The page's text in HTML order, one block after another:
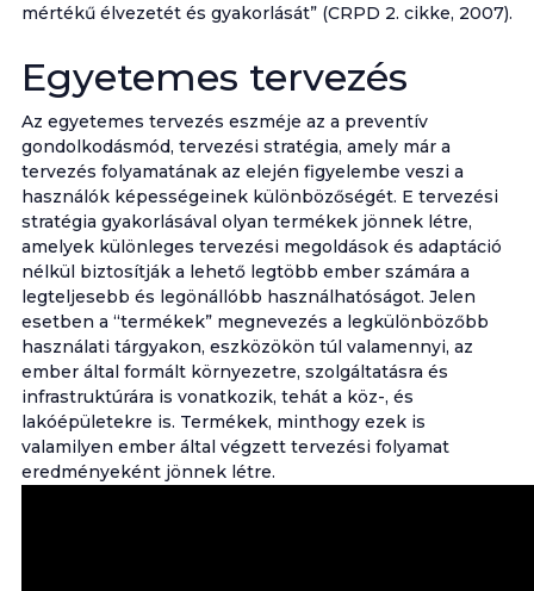
mértékű élvezetét és gyakorlását” (CRPD 2. cikke, 2007).
Egyetemes tervezés
Az egyetemes tervezés eszméje az a preventív
gondolkodásmód, tervezési stratégia, amely már a
tervezés folyamatának az elején figyelembe veszi a
használók képességeinek különbözőségét. E tervezési
stratégia gyakorlásával olyan termékek jönnek létre,
amelyek különleges tervezési megoldások és adaptáció
nélkül biztosítják a lehető legtöbb ember számára a
legteljesebb és legönállóbb használhatóságot. Jelen
esetben a “termékek” megnevezés a legkülönbözőbb
használati tárgyakon, eszközökön túl valamennyi, az
ember által formált környezetre, szolgáltatásra és
infrastruktúrára is vonatkozik, tehát a köz-, és
lakóépületekre is. Termékek, minthogy ezek is
valamilyen ember által végzett tervezési folyamat
eredményeként jönnek létre.